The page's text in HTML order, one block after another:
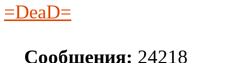
=DeaD=
Сообщения: 24218